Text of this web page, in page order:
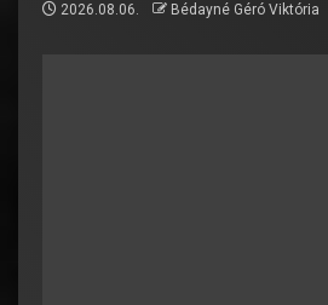
2026.08.06. Bédayné Géró Viktória